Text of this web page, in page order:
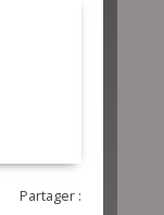
Partager :